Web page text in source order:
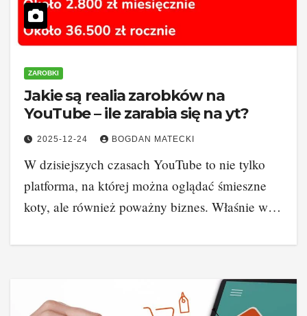
ZAROBKI
Jakie są realia zarobków na
YouTube – ile zarabia się na yt?
2025-12-24 BOGDAN MATECKI
W dzisiejszych czasach YouTube to nie tylko
platforma, na której można oglądać śmieszne
koty, ale również poważny biznes. Właśnie w…